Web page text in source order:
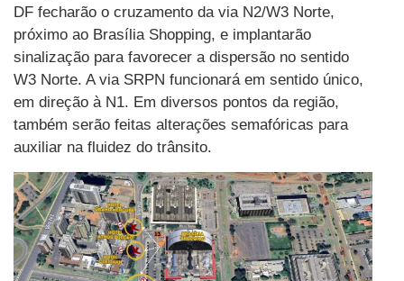
DF fecharão o cruzamento da via N2/W3 Norte,
próximo ao Brasília Shopping, e implantarão
sinalização para favorecer a dispersão no sentido
W3 Norte. A via SRPN funcionará em sentido único,
em direção à N1. Em diversos pontos da região,
também serão feitas alterações semafóricas para
auxiliar na fluidez do trânsito.